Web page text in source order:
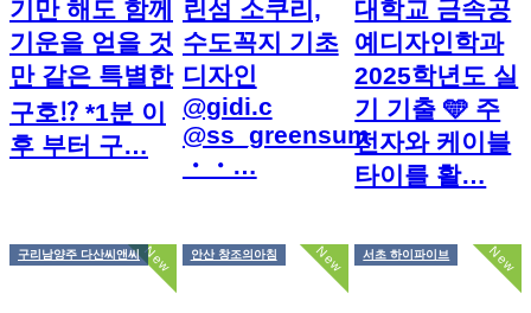
기만 해도 함께
기운을 얻을 것
만 같은 특별한
구호⁉️ *1분 이
후 부터 구…
린섬 소쿠리,
수도꼭지 기초
디자인
@gidi.c
@ss_greensum
・・…
대학교 금속공
예디자인학과
2025학년도 실
기 기출 🩵 주
전자와 케이블
타이를 활…
New
구리남양주 다산씨앤씨 New
안산 창조의아침 New
서초 하이파이브